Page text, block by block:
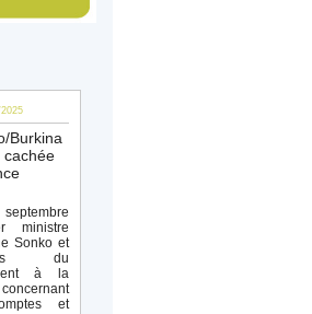
Burkina
cachée
ministre
Sonko et
du
à la
et